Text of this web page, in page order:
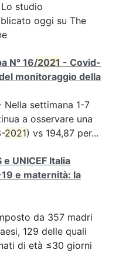
studio
oggi su The
N° 16/2021 - Covid-
monitoraggio della
Nella settimana 1-7
a osservare una
2021) vs 194,87 per...
e UNICEF Italia
e maternità: la
da 357 madri
129 delle quali
di età ≤30 giorni